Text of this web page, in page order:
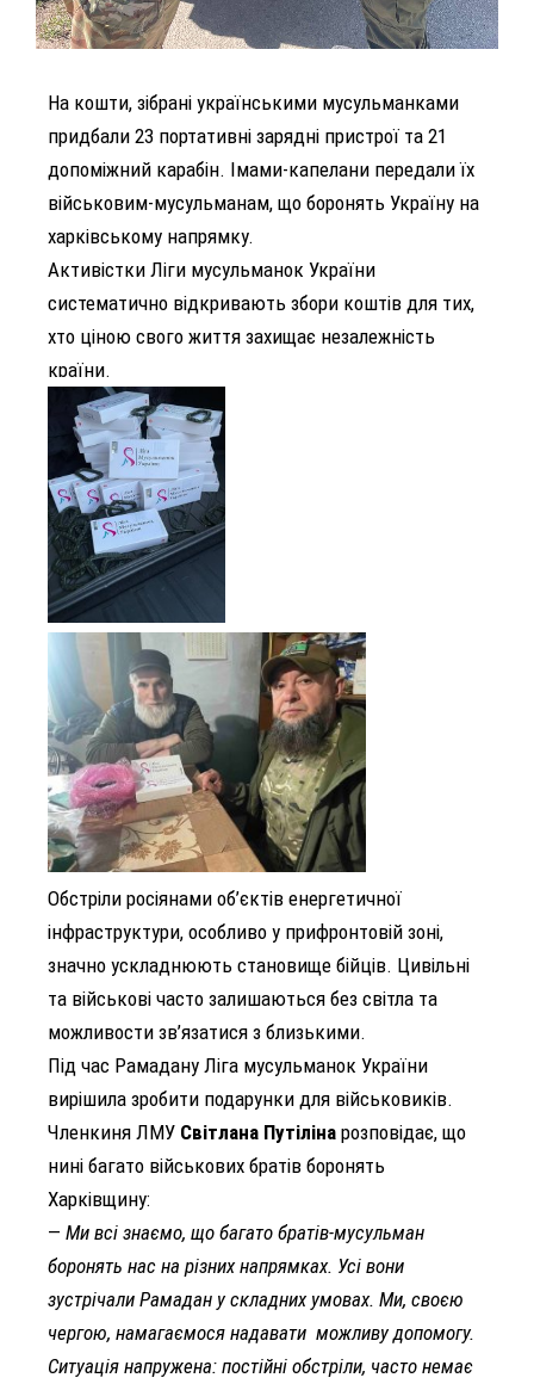
На кошти, зібрані українськими мусульманками
придбали 23 портативні зарядні пристрої та 21
допоміжний карабін. Імами-капелани передали їх
військовим-мусульманам, що боронять Україну на
харківському напрямку.
Активістки Ліги мусульманок України
систематично відкривають збори коштів для тих,
хто ціною свого життя захищає незалежність
країни.
Обстріли росіянами об’єктів енергетичної
інфраструктури, особливо у прифронтовій зоні,
значно ускладнюють становище бійців. Цивільні
та військові часто залишаються без світла та
можливости зв’язатися з близькими.
Під час Рамадану Ліга мусульманок України
вирішила зробити подарунки для військовиків.
Членкиня ЛМУ Світлана Путіліна розповідає, що
нині багато військових братів боронять
Харківщину:
— Ми всі знаємо, що багато братів-мусульман
боронять нас на різних напрямках. Усі вони
зустрічали Рамадан у складних умовах. Ми, своєю
чергою, намагаємося надавати можливу допомогу.
Ситуація напружена: постійні обстріли, часто немає